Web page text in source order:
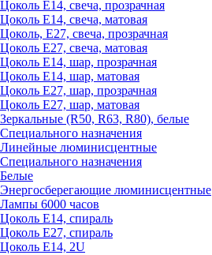
Цоколь Е14, свеча, прозрачная
Цоколь Е14, свеча, матовая
Цоколь, Е27, свеча, прозрачная
Цоколь Е27, свеча, матовая
Цоколь Е14, шар, прозрачная
Цоколь Е14, шар, матовая
Цоколь Е27, шар, прозрачная
Цоколь Е27, шар, матовая
Зеркальные (R50, R63, R80), белые
Специального назначения
Линейные люминисцентные
Специального назначения
Белые
Энергосберегающие люминисцентные
Лампы 6000 часов
Цоколь Е14, спираль
Цоколь Е27, спираль
Цоколь Е14, 2U